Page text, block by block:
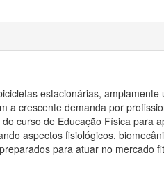
estacionárias,
crescente demanda por
curso de Educação Física para
aspectos fisiológicos,
para atuar no mercado